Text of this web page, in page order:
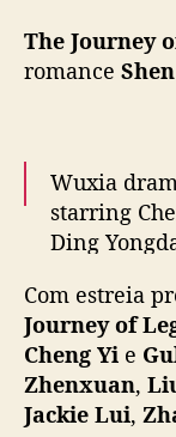
The Journey
romance
Wuxia
starring
Ding
announces
& Tencent
More –
Com estreia
Journey of
Cheng Yi e
Zhenxuan,
Jackie Lui,